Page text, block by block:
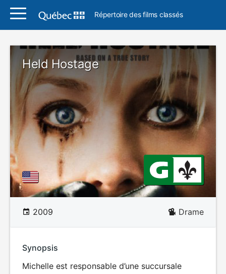
Répertoire des films classés
Held Hostage
2009 Drame
Synopsis
Michelle est responsable d’une succursale